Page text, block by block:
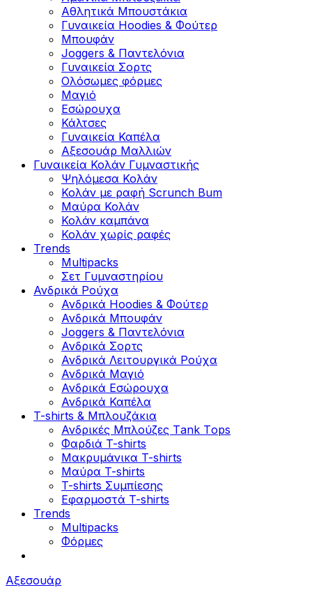
Aθλητικά Μπουστάκια
Γυναικεία Hoodies & Φούτερ
Μπουφάν
Joggers & Παντελόνια
Γυναικεία Σορτς
Ολόσωμες φόρμες
Μαγιό
Εσώρουχα
Κάλτσες
Γυναικεία Καπέλα
Αξεσουάρ Μαλλιών
Γυναικεία Κολάν Γυμναστικής
Ψηλόμεσα Κολάν
Κολάν με ραφή Scrunch Bum
Μαύρα Κολάν
Κολάν καμπάνα
Κολάν χωρίς ραφές
Trends
Multipacks
Σετ Γυμναστηρίου
Ανδρικά Ρούχα
Ανδρικά Hoodies & Φούτερ
Ανδρικά Μπουφάν
Joggers & Παντελόνια
Ανδρικά Σορτς
Ανδρικά Λειτουργικά Ρούχα
Ανδρικά Μαγιό
Ανδρικά Εσώρουχα
Ανδρικά Καπέλα
T-shirts & Μπλουζάκια
Ανδρικές Mπλούζες Τank Τops
Φαρδιά T-shirts
Μακρυμάνικα T-shirts
Μαύρα T-shirts
T-shirts Συμπίεσης
Εφαρμοστά T-shirts
Trends
Multipacks
Φόρμες
Αξεσουάρ